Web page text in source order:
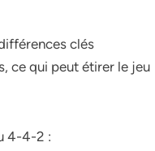
clés
ce qui peut étirer le jeu
4-4-2 :